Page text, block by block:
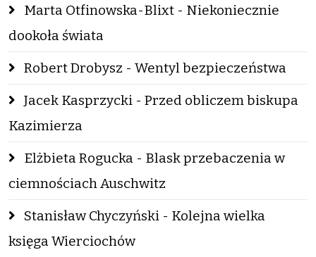
Marta Otfinowska-Blixt - Niekoniecznie
dookoła świata
Robert Drobysz - Wentyl bezpieczeństwa
Jacek Kasprzycki - Przed obliczem biskupa
Kazimierza
Elżbieta Rogucka - Blask przebaczenia w
ciemnościach Auschwitz
Stanisław Chyczyński - Kolejna wielka
księga Wierciochów